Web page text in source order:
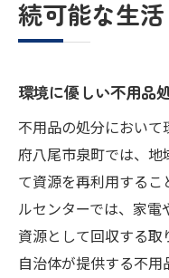
続可能な生活
環境に優しい不用品
不用品の処分におい
府八尾市泉町では、地
て資源を再利用するこ
ルセンターでは、家
資源として回収する取
自治体が提供する不